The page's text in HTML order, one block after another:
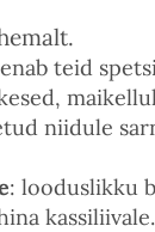
teid
niidule
: looduslikku
kassiliivale.